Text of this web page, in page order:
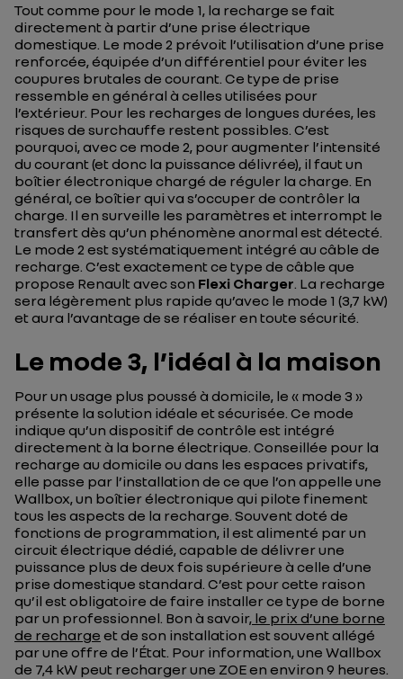
Tout comme pour le mode 1, la recharge se fait
directement à partir d’une prise électrique
domestique. Le mode 2 prévoit l’utilisation d’une prise
renforcée, équipée d’un différentiel pour éviter les
coupures brutales de courant. Ce type de prise
ressemble en général à celles utilisées pour
l’extérieur. Pour les recharges de longues durées, les
risques de surchauffe restent possibles. C’est
pourquoi, avec ce mode 2, pour augmenter l’intensité
du courant (et donc la puissance délivrée), il faut un
boîtier électronique chargé de réguler la charge. En
général, ce boîtier qui va s’occuper de contrôler la
charge. Il en surveille les paramètres et interrompt le
transfert dès qu’un phénomène anormal est détecté.
Le mode 2 est systématiquement intégré au câble de
recharge. C’est exactement ce type de câble que
propose Renault avec son Flexi Charger. La recharge
sera légèrement plus rapide qu’avec le mode 1 (3,7 kW)
et aura l’avantage de se réaliser en toute sécurité.
Le mode 3, l’idéal à la maison
Pour un usage plus poussé à domicile, le « mode 3 »
présente la solution idéale et sécurisée. Ce mode
indique qu’un dispositif de contrôle est intégré
directement à la borne électrique. Conseillée pour la
recharge au domicile ou dans les espaces privatifs,
elle passe par l’installation de ce que l’on appelle une
Wallbox,un boîtier électronique qui pilote finement
tous les aspects de la recharge. Souvent doté de
fonctions de programmation, il est alimenté par un
circuit électrique dédié, capable de délivrer une
puissance plus de deux fois supérieure à celle d’une
prise domestique standard. C’est pour cette raison
qu’il est obligatoire de faire installer ce type de borne
par un professionnel. Bon à savoir, le prix d’une borne
de recharge et de son installation est souvent allégé
par une offre de l’État. Pour information, une Wallbox
de 7,4 kW peut recharger une ZOE en environ 9 heures.